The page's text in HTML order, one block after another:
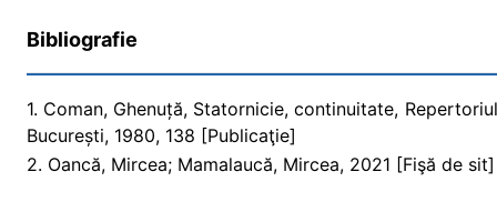
Bibliografie
1. Coman, Ghenuță, Statornicie, continuitate,
București, 1980, 138 [Publicaţie]
2. Oancă, Mircea; Mamalaucă, Mircea, 2021 [Fişă de